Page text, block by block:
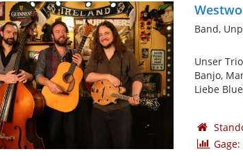
Band,
Unser
Banjo,
Liebe
Gage: